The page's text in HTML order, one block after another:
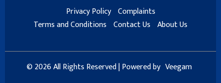
Privacy Policy Complaints
Terms and Conditions Contact Us About Us
© 2026 All Rights Reserved | Powered by Veegam